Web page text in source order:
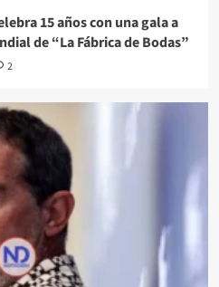
15 años con una gala a
de “La Fábrica de Bodas”
2